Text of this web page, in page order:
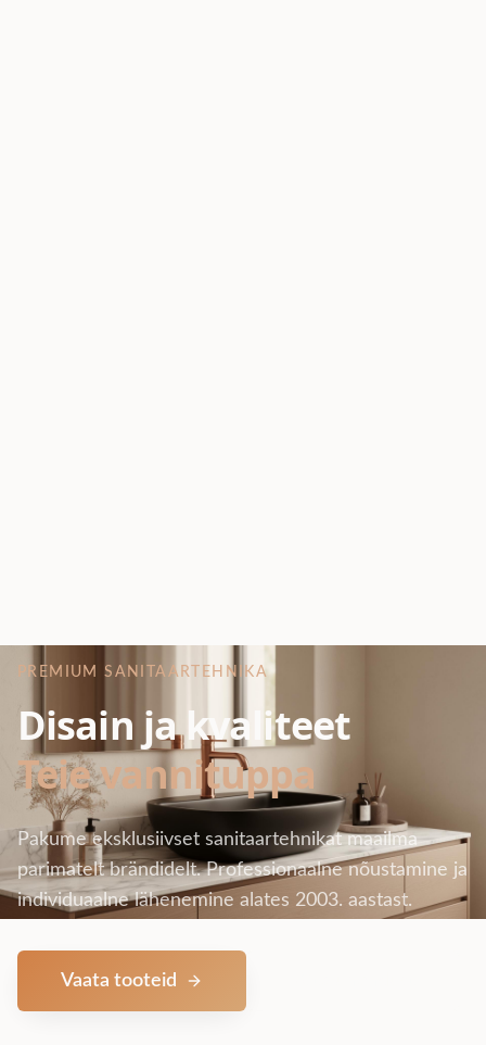
PREMIUM SANITAARTEHNIKA
Disain ja kvaliteet
Teie vannituppa
Pakume eksklusiivset sanitaartehnikat maailma
parimatelt brändidelt. Professionaalne nõustamine ja
individuaalne lähenemine alates 2003. aastast.
Vaata tooteid